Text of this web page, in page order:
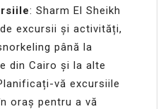
: Sharm El Sheikh
excursii și activități,
până la
din Cairo și la alte
vă excursiile
oraș pentru a vă